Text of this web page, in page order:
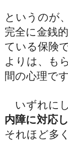
というのが
完全に金銭
ている保険
よりは、も
間の心理で
いずれに
内障に対応
それほど多